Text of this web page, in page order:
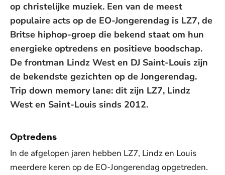
op christelijke muziek. Een van de meest
populaire acts op de EO-Jongerendag is LZ7, de
Britse hiphop-groep die bekend staat om hun
energieke optredens en positieve boodschap.
De frontman Lindz West en DJ Saint-Louis zijn
de bekendste gezichten op de Jongerendag.
Trip down memory lane: dit zijn LZ7, Lindz
West en Saint-Louis sinds 2012.
Optredens
In de afgelopen jaren hebben LZ7, Lindz en Louis
meerdere keren op de EO-Jongerendag opgetreden.